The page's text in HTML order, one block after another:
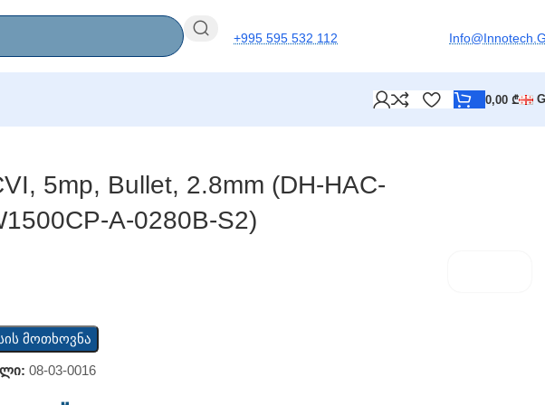
+995 595 532 112
0,00₾
5mp, Bullet, 2.8mm (DH-HAC-
A-0280B-S2)
მოთხოვნა
08-03-0016